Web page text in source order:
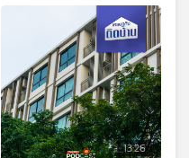
13:26